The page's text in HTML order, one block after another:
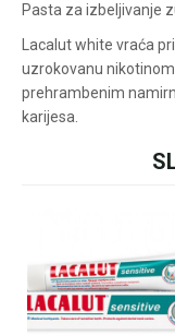
Pasta za izbeljivanje
Lacalut white vraća
uzrokovanu
prehrambenim
karijesa.
Poruka